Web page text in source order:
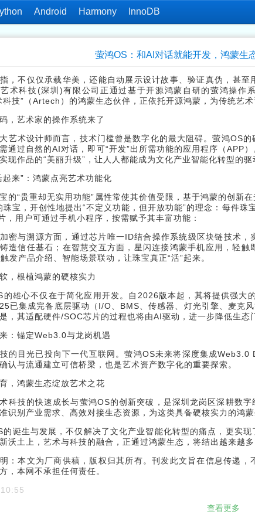
Android Harmony InnoDB
萤鸿OS：和AI对话就能开发，鸿蒙生
，不仅仅承载华美，还能自动展示设计故事、验证真伪，甚
术科技(深圳)有限公司正通过基于开源鸿蒙自研的萤鸿操作
科技”（Artech）的鸿蒙生态伙伴，正依托开源鸿蒙，为传统艺术
，艺术家的操作系统来了
艺术设计师而言，技术门槛曾是数字化的最大阻碍。萤鸿OS
通过自然的AI对话，即可“开发”出所需功能的应用程序（APP
现作品的“美丽升级”，让人人都能成为文化产业智能化转型的驱
起来”：鸿蒙点亮艺术功能化
的“贵重却无实用功能”属性常使其价值受限，基于鸿蒙的创新
珠宝，开创性地提出“不定义功能，但开放功能”的理念：每件
，用户可通过手机小程序，按需赋予其丰富功能：
密与溯源方面，通过芯片唯一ID结合操作系统级区块链技术
造信任基石；在智慧交互方面，星闪连接鸿蒙手机应用，轻
发产品介绍、智能场景联动，让珠宝真正“活”起来。
，根植鸿蒙的硬核实力
的雄心不仅在于简化应用开发。自2026版本起，其将提供强
已集成完备底层驱动（I/O、BMS、传感器、灯光引擎、麦克
，其适配硬件/SOC芯片的过程也将由AI驱动，进一步降低生态
：锚定Web3.0与龙岗机遇
的目光已投向下一代互联网。萤鸿OS未来将深度集成
认与流通建立可信桥梁，也是艺术资产数字化的重要探索。
，鸿蒙生态绽放艺术之花
科技的快速成长与萤鸿OS的创新突破，是深圳龙岗区深耕数
识别产业需求、高效对接生态资源，为这类具备硬核实力的鸿蒙
的诞生与发展，不仅解决了文化产业智能化转型的痛点，更实
沃土上，艺术与科技的融合，正通过鸿蒙生态，将结出越来越多
：本文为厂商供稿，版权归其所有。刊发此文旨在信息传递
，本网不承担任何责任。
查看更多